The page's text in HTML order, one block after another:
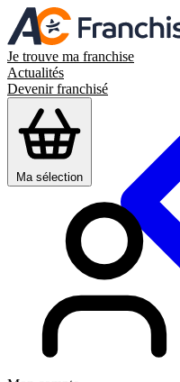
Je trouve ma franchise
Actualités
Devenir franchisé
Ma sélection